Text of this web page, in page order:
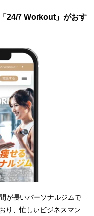
24/7 Workout」がおす
が長いパーソナルジムで
り、忙しいビジネスマン